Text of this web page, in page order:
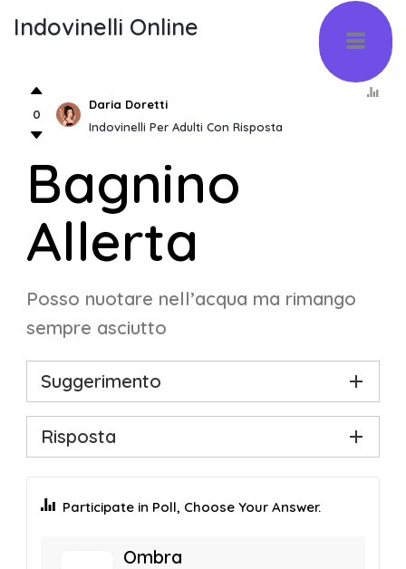
Indovinelli Online
0
Daria Doretti
Indovinelli Per Adulti Con Risposta
Bagnino
Allerta
Posso nuotare nell’acqua ma rimango
sempre asciutto
Suggerimento
Risposta
Participate in Poll, Choose Your Answer.
Ombra